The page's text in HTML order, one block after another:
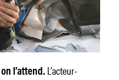
l’attend. L’acteur-